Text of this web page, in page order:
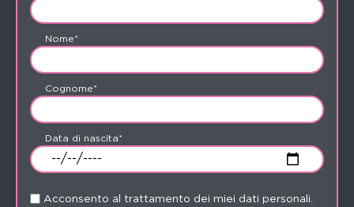
Nome*
Cognome*
Data di nascita*
Acconsento al trattamento dei miei dati personali.